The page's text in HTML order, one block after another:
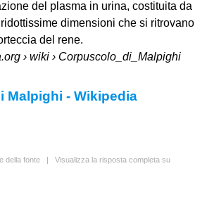
del plasma in urina, costituita da
dimensioni che si ritrovano
del rene.
› wiki › Corpuscolo_di_Malpighi
Malpighi - Wikipedia
della fonte | Visualizza la risposta completa su